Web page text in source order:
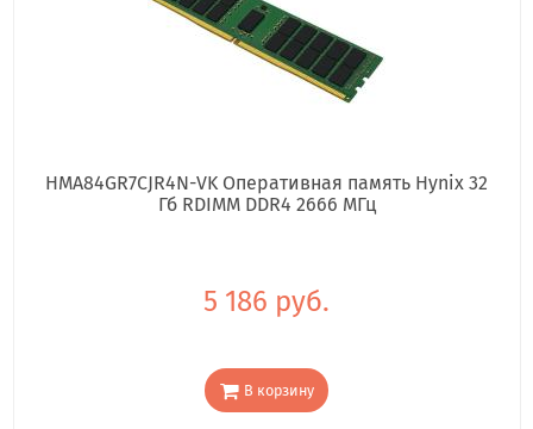
HMA84GR7CJR4N-VK Оперативная память Hynix 32
Гб RDIMM DDR4 2666 МГц
5 186 руб.
В корзину